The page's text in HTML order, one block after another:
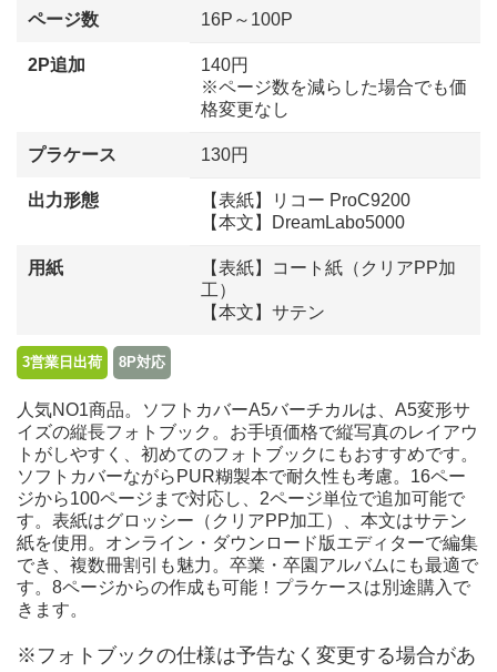
ページ数 16P～100P
2P追加
140円
※ページ数を減らした場合でも価
格変更なし
プラケース 130円
出力形態
【表紙】リコー ProC9200
【本文】DreamLabo5000
用紙
【表紙】コート紙（クリアPP加
工）
【本文】サテン
3営業日出荷 8P対応
人気NO1商品。ソフトカバーA5バーチカルは、A5変形サ
イズの縦長フォトブック。お手頃価格で縦写真のレイアウ
トがしやすく、初めてのフォトブックにもおすすめです。
ソフトカバーながらPUR糊製本で耐久性も考慮。16ペー
ジから100ページまで対応し、2ページ単位で追加可能で
す。表紙はグロッシー（クリアPP加工）、本文はサテン
紙を使用。オンライン・ダウンロード版エディターで編集
でき、複数冊割引も魅力。卒業・卒園アルバムにも最適で
す。8ページからの作成も可能！プラケースは別途購入で
きます。
※フォトブックの仕様は予告なく変更する場合があ